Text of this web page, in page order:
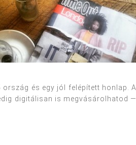
és egy jól felépített honlap. A
digitálisan is megvásárolhatod —